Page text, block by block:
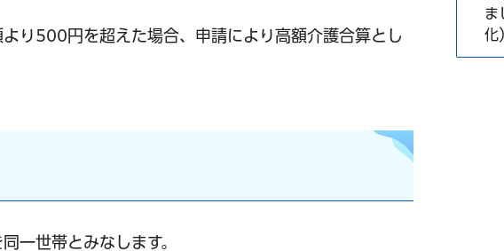
り500円を超えた場合、申請により高額介護合算とし
一世帯とみなします。
ま
化